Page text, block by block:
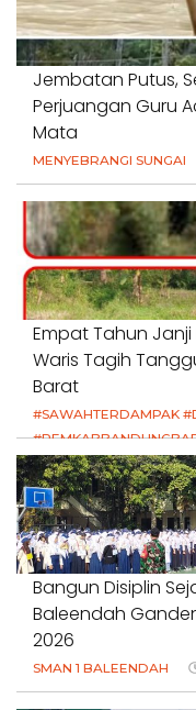
Jembatan Putus,
Perjuangan Guru
Mata
MENYEBRANGI SUNGAI
Empat Tahun Janji
Waris Tagih
Barat
#SAWAHTERDAMPAK
#HAKPETANI
18 Juli 2026
Bangun Disiplin
Baleendah
2026
SMAN 1 BALEENDAH